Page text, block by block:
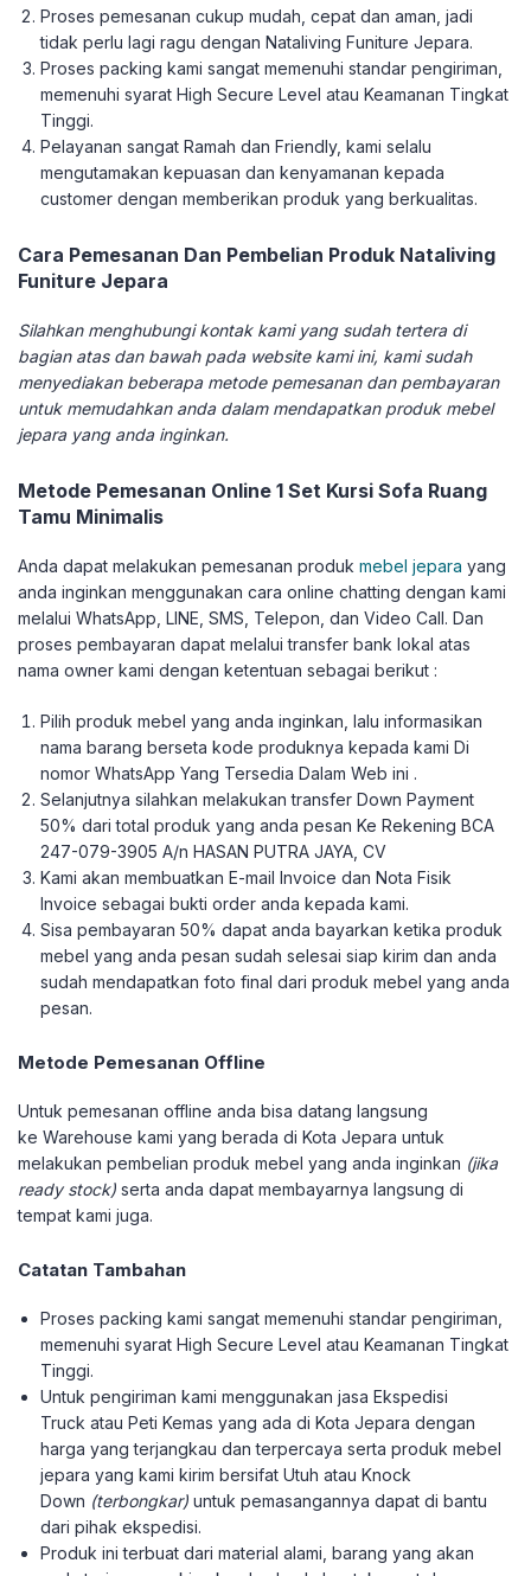
Proses pemesanan cukup mudah, cepat dan aman, jadi
tidak perlu lagi ragu dengan Nataliving Funiture Jepara.
Proses packing kami sangat memenuhi standar pengiriman,
memenuhi syarat High Secure Level atau Keamanan Tingkat
Tinggi.
Pelayanan sangat Ramah dan Friendly, kami selalu
mengutamakan kepuasan dan kenyamanan kepada
customer dengan memberikan produk yang berkualitas.
Cara Pemesanan Dan Pembelian Produk Nataliving
Funiture Jepara
Silahkan menghubungi kontak kami yang sudah tertera di
bagian atas dan bawah pada website kami ini, kami sudah
menyediakan beberapa metode pemesanan dan pembayaran
untuk memudahkan anda dalam mendapatkan produk mebel
jepara yang anda inginkan.
Metode Pemesanan Online 1 Set Kursi Sofa Ruang
Tamu Minimalis
Anda dapat melakukan pemesanan produk mebel jepara yang
anda inginkan menggunakan cara online chatting dengan kami
melalui WhatsApp, LINE, SMS, Telepon, dan Video Call. Dan
proses pembayaran dapat melalui transfer bank lokal atas
nama owner kami dengan ketentuan sebagai berikut :
Pilih produk mebel yang anda inginkan, lalu informasikan
nama barang berseta kode produknya kepada kami Di
nomor WhatsApp Yang Tersedia Dalam Web ini .
Selanjutnya silahkan melakukan transfer Down Payment
50% dari total produk yang anda pesan Ke Rekening BCA
247-079-3905 A/n HASAN PUTRA JAYA, CV
Kami akan membuatkan E-mail Invoice dan Nota Fisik
Invoice sebagai bukti order anda kepada kami.
Sisa pembayaran 50% dapat anda bayarkan ketika produk
mebel yang anda pesan sudah selesai siap kirim dan anda
sudah mendapatkan foto final dari produk mebel yang anda
pesan.
Metode Pemesanan Offline
Untuk pemesanan offline anda bisa datang langsung
ke Warehouse kami yang berada di Kota Jepara untuk
melakukan pembelian produk mebel yang anda inginkan (jika
ready stock) serta anda dapat membayarnya langsung di
tempat kami juga.
Catatan Tambahan
Proses packing kami sangat memenuhi standar pengiriman,
memenuhi syarat High Secure Level atau Keamanan Tingkat
Tinggi.
Untuk pengiriman kami menggunakan jasa Ekspedisi
Truck atau Peti Kemas yang ada di Kota Jepara dengan
harga yang terjangkau dan terpercaya serta produk mebel
jepara yang kami kirim bersifat Utuh atau Knock
Down (terbongkar) untuk pemasangannya dapat di bantu
dari pihak ekspedisi.
Produk ini terbuat dari material alami, barang yang akan